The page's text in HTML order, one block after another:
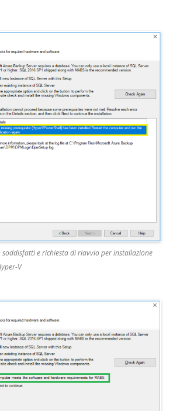
soddisfatti e richiesta di riavvio per installazione
V